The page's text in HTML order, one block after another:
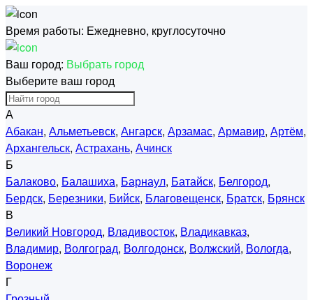
Время работы: Ежедневно, круглосуточно
Ваш город: Выбрать город
Выберите ваш город
А
Абакан, Альметьевск, Ангарск, Арзамас, Армавир, Артём,
Архангельск, Астрахань, Ачинск
Б
Балаково, Балашиха, Барнаул, Батайск, Белгород,
Бердск, Березники, Бийск, Благовещенск, Братск, Брянск
В
Великий Новгород, Владивосток, Владикавказ,
Владимир, Волгоград, Волгодонск, Волжский, Вологда,
Воронеж
Г